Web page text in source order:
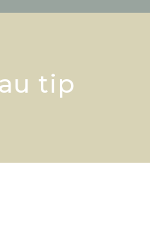
tip